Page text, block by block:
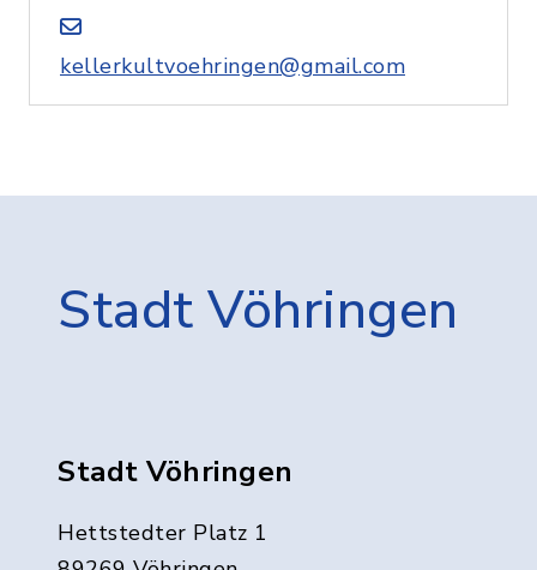
kellerkultvoehringen@gmail.com
Stadt Vöhringen
Stadt Vöhringen
Hettstedter Platz 1